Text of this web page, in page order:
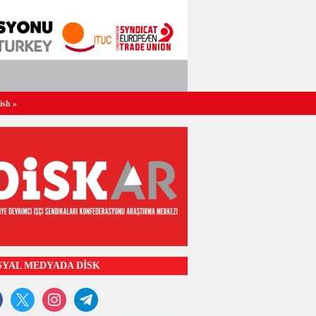
»
MEDYADA DİSK
x instagramtelegram